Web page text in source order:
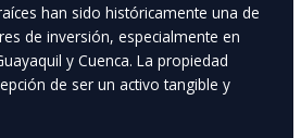
han sido históricamente una de
de inversión, especialmente en
y Cuenca. La propiedad
de ser un activo tangible y